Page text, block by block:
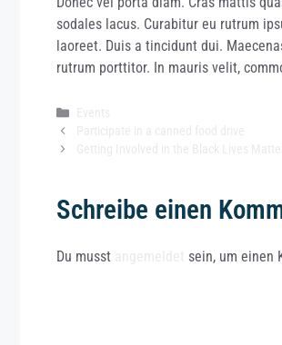
sodales lacus. Curabitur eu rutrum
laoreet. Duis a tincidunt dui.
rutrum porttitor. In mauris velit,
Schreibe einen
Du musst sein, um einen